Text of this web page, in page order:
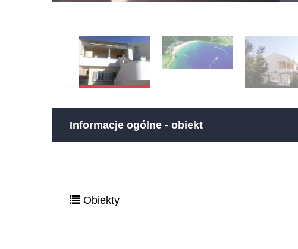
Informacje ogólne - obiekt
Obiekty